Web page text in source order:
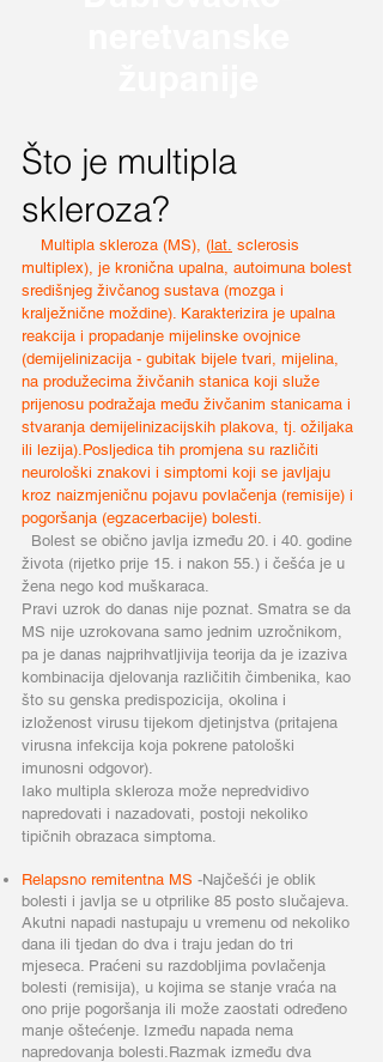
Što je multipla
skleroza?
Multipla skleroza (MS), (lat. sclerosis
multiplex), je kronična upalna, autoimuna bolest
središnjeg živčanog sustava (mozga i
kralježnične moždine). Karakterizira je upalna
reakcija i propadanje mijelinske ovojnice
(demijelinizacija - gubitak bijele tvari, mijelina,
na produžecima živčanih stanica koji služe
prijenosu podražaja među živčanim stanicama i
stvaranja demijelinizacijskih plakova, tj. ožiljaka
ili lezija).Posljedica tih promjena su različiti
neurološki znakovi i simptomi koji se javljaju
kroz naizmjeničnu pojavu povlačenja (remisije) i
pogoršanja (egzacerbacije) bolesti.
Bolest se obično javlja između 20. i 40. godine
života (rijetko prije 15. i nakon 55.) i češća je u
žena nego kod muškaraca.
Pravi uzrok do danas nije poznat. Smatra se da
MS nije uzrokovana samo jednim uzročnikom,
pa je danas najprihvatljivija teorija da je izaziva
kombinacija djelovanja različitih čimbenika, kao
što su genska predispozicija, okolina i
izloženost virusu tijekom djetinjstva (pritajena
virusna infekcija koja pokrene patološki
imunosni odgovor).
Iako multipla skleroza može nepredvidivo
napredovati i nazadovati, postoji nekoliko
tipičnih obrazaca simptoma.
Relapsno remitentna MS -Najčešći je oblik
bolesti i javlja se u otprilike 85 posto slučajeva.
Akutni napadi nastupaju u vremenu od nekoliko
dana ili tjedan do dva i traju jedan do tri
mjeseca. Praćeni su razdobljima povlačenja
bolesti (remisija), u kojima se stanje vraća na
ono prije pogoršanja ili može zaostati određeno
manje oštećenje. Između napada nema
napredovanja bolesti.Razmak između dva